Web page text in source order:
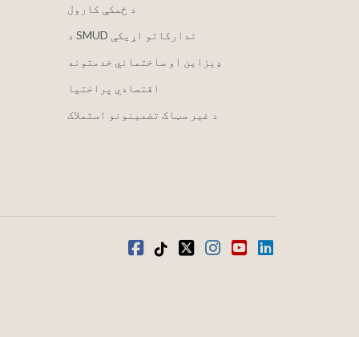
د ځمکې کارول
د SMUD تدارکاتو اړیکې
ډیزاین او ساختماني خدمتونه
اقتصادي پراختیا
د غیر سټاک تضمینونو استملاک
فیسبوک
ټیک ټاک
ټویټرانسټاګرام
یوټیوبLinkedIn